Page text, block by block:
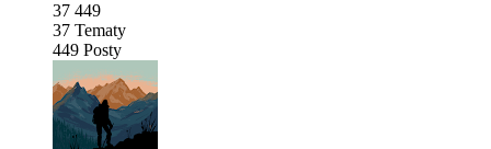
37 449
37 Tematy
449 Posty